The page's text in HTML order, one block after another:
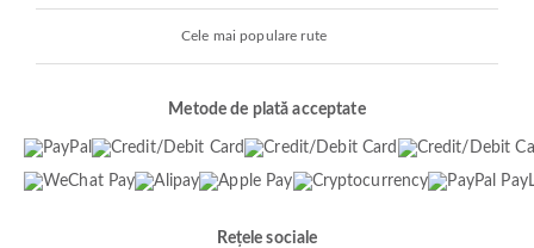
Cele mai populare rute
Metode de plată acceptate
Rețele sociale